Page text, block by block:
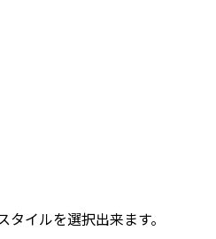
イルを選択出来ます。